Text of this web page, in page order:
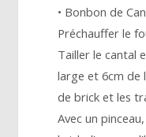
• Bonbon de
Préchauffer le
Tailler le cantal
large et 6cm de
de brick et les
Avec un